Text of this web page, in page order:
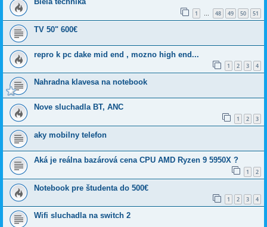
1 … 48 49 50 51
TV 50" 600€
repro k pc dake mid end , mozno high end...
1 2 3 4
Nahradna klavesa na notebook
Nove sluchadla BT, ANC
1 2 3
aky mobilny telefon
Aká je reálna bazárová cena CPU AMD Ryzen 9 5950X ?
1 2
Notebook pre študenta do 500€
1 2 3 4
Wifi sluchadla na switch 2